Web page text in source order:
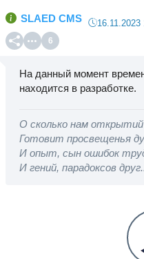
SLAED CMS 16.11.2023
6
На данный момент
находится в разработке.
О сколько нам
Готовит просвещенья
И опыт, сын ошибок
И гений, парадоксов